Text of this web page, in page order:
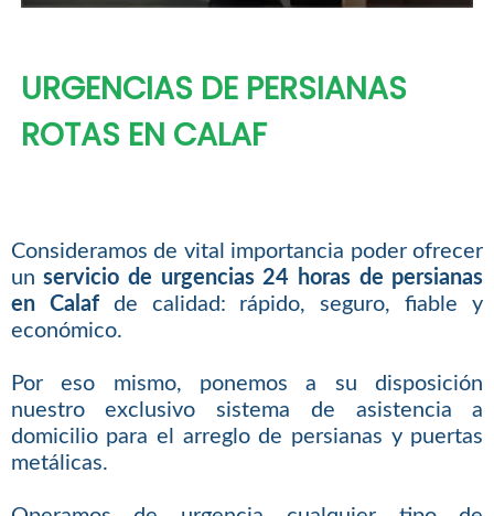
URGENCIAS DE PERSIANAS
ROTAS EN CALAF
Consideramos de vital importancia poder ofrecer
unservicio de urgencias 24 horas de persianas
en Calafde calidad: rápido, seguro, fiable y
económico.
Por eso mismo, ponemos a su disposición
nuestro exclusivo sistema de asistencia a
domicilio para el arreglo de persianas y puertas
metálicas.